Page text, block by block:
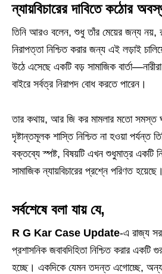
ন্যায়বিচারের দাবিতে কঠোর
তিনি আরও বলেন, শুধু তাঁর মেয়ের জন্য নয়,
নিরাপত্তা নিশ্চিত করার জন্য এই লড়াই
উঠে এসেছে একটি বড় সামাজিক
বাইরে সর্বত্র নিরাপদ বোধ করতে পারেন।
তার কথায়, আর জি কর মামলার মতো সমস্ত
দৃষ্টান্তমূলক শাস্তি নিশ্চিত না হওয়া পর্যন্ত
বক্তব্যে স্পষ্ট, বিষয়টি এখন শুধুমাত্র একটি
সামাজিক ন্যায়বিচারের প্রশ্নে পরিণত হয়েছে।
সর্বশেষে বলা যায় যে,
R G Kar Case Update-এ রাজ্য
প্রশাসনিক জবাবদিহিতা নিশ্চিত করার একটি
হচ্ছে। একদিকে যেমন তদন্ত এগোচ্ছে,